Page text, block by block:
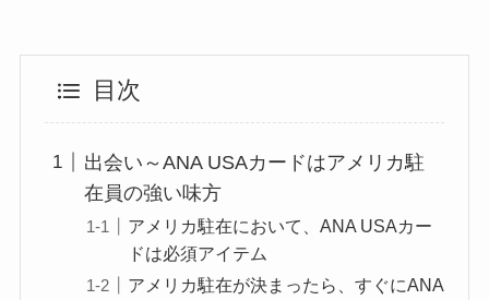
目次
出会い～ANA USAカードはアメリカ駐
在員の強い味方
アメリカ駐在において、ANA USAカー
ドは必須アイテム
アメリカ駐在が決まったら、すぐにANA